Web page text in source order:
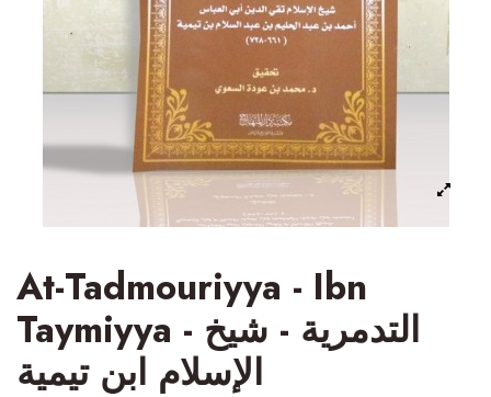
At-Tadmouriyya - Ibn
Taymiyya - التدمرية - شيخ
الإسلام ابن تيمية